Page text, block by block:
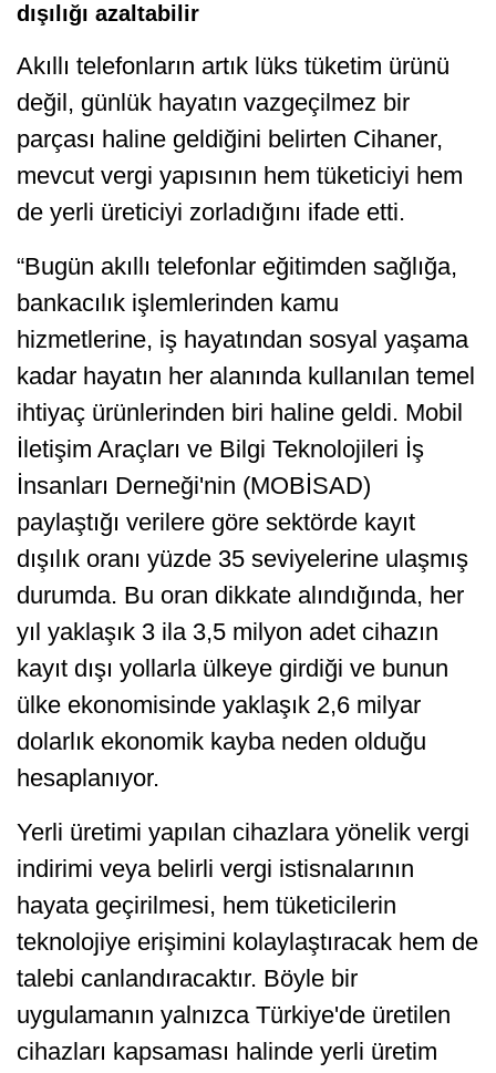
dışılığı azaltabilir
Akıllı telefonların artık lüks tüketim ürünü
değil, günlük hayatın vazgeçilmez bir
parçası haline geldiğini belirten Cihaner,
mevcut vergi yapısının hem tüketiciyi hem
de yerli üreticiyi zorladığını ifade etti.
“Bugün akıllı telefonlar eğitimden sağlığa,
bankacılık işlemlerinden kamu
hizmetlerine, iş hayatından sosyal yaşama
kadar hayatın her alanında kullanılan temel
ihtiyaç ürünlerinden biri haline geldi. Mobil
İletişim Araçları ve Bilgi Teknolojileri İş
İnsanları Derneği'nin (MOBİSAD)
paylaştığı verilere göre sektörde kayıt
dışılık oranı yüzde 35 seviyelerine ulaşmış
durumda. Bu oran dikkate alındığında, her
yıl yaklaşık 3 ila 3,5 milyon adet cihazın
kayıt dışı yollarla ülkeye girdiği ve bunun
ülke ekonomisinde yaklaşık 2,6 milyar
dolarlık ekonomik kayba neden olduğu
hesaplanıyor.
Yerli üretimi yapılan cihazlara yönelik vergi
indirimi veya belirli vergi istisnalarının
hayata geçirilmesi, hem tüketicilerin
teknolojiye erişimini kolaylaştıracak hem de
talebi canlandıracaktır. Böyle bir
uygulamanın yalnızca Türkiye'de üretilen
cihazları kapsaması halinde yerli üretim